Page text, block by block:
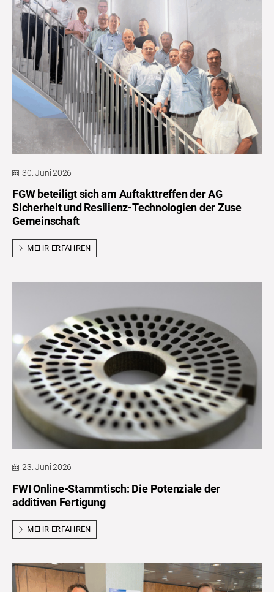
30. Juni 2026
FGW beteiligt sich am Auftakttreffen der AG
Sicherheit und Resilienz-Technologien der Zuse
Gemeinschaft
MEHR ERFAHREN
23. Juni 2026
FWI Online-Stammtisch: Die Potenziale der
additiven Fertigung
MEHR ERFAHREN